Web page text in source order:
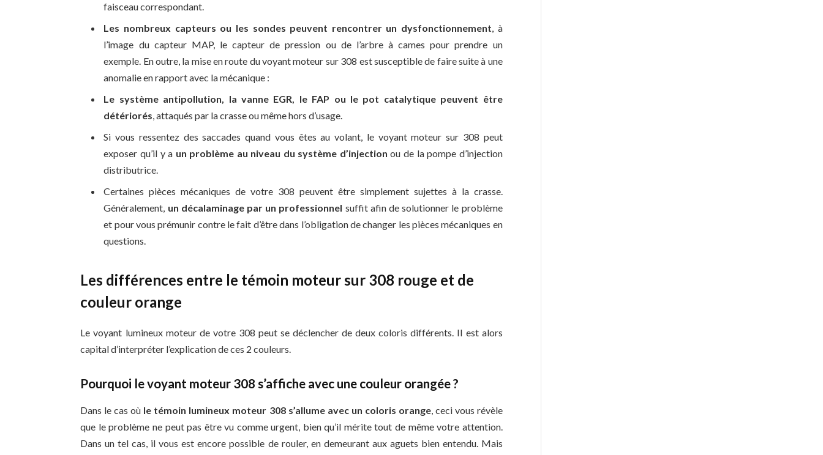
faisceau correspondant.
Les nombreux capteurs ou les sondes peuvent rencontrer un dysfonctionnement, à
l’image du capteur MAP, le capteur de pression ou de l’arbre à cames pour prendre un
exemple. En outre, la mise en route du voyant moteur sur 308 est susceptible de faire suite à une
anomalie en rapport avec la mécanique :
Le système antipollution, la vanne EGR, le FAP ou le pot catalytique peuvent être
détériorés, attaqués par la crasse ou même hors d’usage.
Si vous ressentez des saccades quand vous êtes au volant, le voyant moteur sur 308 peut
exposer qu’il y a un problème au niveau du système d’injection ou de la pompe d’injection
distributrice.
Certaines pièces mécaniques de votre 308 peuvent être simplement sujettes à la crasse.
Généralement, un décalaminage par un professionnel suffit afin de solutionner le problème
et pour vous prémunir contre le fait d’être dans l’obligation de changer les pièces mécaniques en
questions.
Les différences entre le témoin moteur sur 308 rouge et de
couleur orange
Le voyant lumineux moteur de votre 308 peut se déclencher de deux coloris différents. Il est alors
capital d’interpréter l’explication de ces 2 couleurs.
Pourquoi le voyant moteur 308 s’affiche avec une couleur orangée ?
Dans le cas où le témoin lumineux moteur 308 s’allume avec un coloris orange, ceci vous révèle
que le problème ne peut pas être vu comme urgent, bien qu’il mérite tout de même votre attention.
Dans un tel cas, il vous est encore possible de rouler, en demeurant aux aguets bien entendu. Mais